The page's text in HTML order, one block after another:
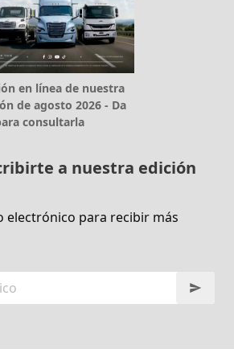
en línea de nuestra
de agosto 2026 - Da
consultarla
a nuestra edición
electrónico para recibir más